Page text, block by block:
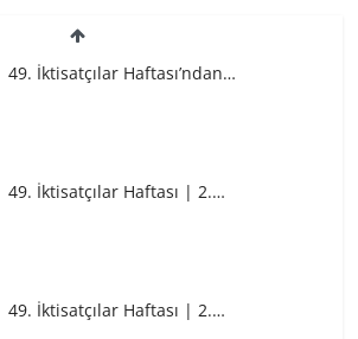
49. İktisatçılar Haftası’ndan…
49. İktisatçılar Haftası | 2.…
49. İktisatçılar Haftası | 2.…